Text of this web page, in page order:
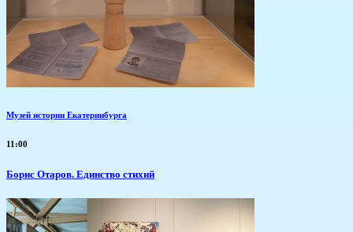
Музей истории Екатеринбурга
11:00
Борис Отаров. Единство стихий